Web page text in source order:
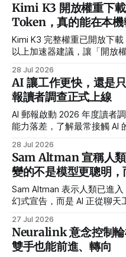
Kimi K3 開放權重下
Token，真的能在本機
Kimi K3 完整權重已開放下
以上加速器建議，讓「開放
28 Jul 2026
AI 讓工作更快，還是
報讀者調查正式上線
AI 郵報啟動 2026 年度讀者
能力落差，了解最常接觸 AI
有人用它寫信、整理資料，
接案、開發產品或創造新的收入。 但當 AI 工具越
一個更實際的問題也逐漸浮
率了，還是只是在相同時間
郵報發起「2026 AI 郵報讀者調查」的
用 AI，而是用了之後發生什麼事 多數 AI 調查關心的
率、熱門工具或使用頻率。
經不足以描述
28 Jul 2026
Sam Altman 宣稱人
變的不是模型更聰明
Sam Altman 表示人類已進
幻式宣告，而是 AI 正從聊天
27 Jul 2026
Neuralink 意念控制輪
雙手也能前進、轉向